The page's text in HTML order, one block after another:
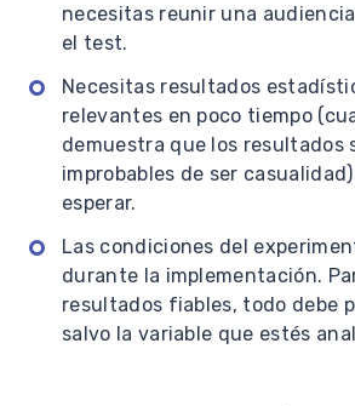
necesitas reunir una
el test.
Necesitas resultados
relevantes en poco tiempo
demuestra que los resultados
improbables de ser
esperar.
Las condiciones del
durante la implementación.
resultados fiables, todo debe
salvo la variable que estés